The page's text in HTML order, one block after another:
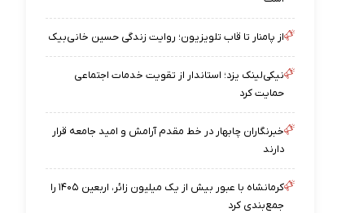
از پامنار تا قاب تلویزیون؛ روایت زندگی حسین خانی‌بیک
نیکی‌لینک یزد؛ استاندار از تقویت خدمات اجتماعی
حمایت کرد
خبرنگاران چابهار در خط مقدم آرامش و امید جامعه قرار
دارند
کرمانشاه با عبور بیش از یک میلیون زائر، اربعین ۱۴۰۵ را
جمع‌بندی کرد